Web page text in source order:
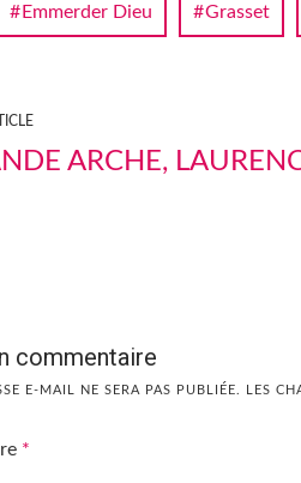
Emmerder Dieu Grasset
ARCHE,
commentaire
E-MAIL NE SERA PAS PUBLIÉE. LES
*